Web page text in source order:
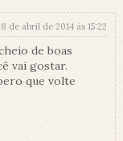
8 de abril de 2014 às 15:22
de boas
vai gostar.
que volte